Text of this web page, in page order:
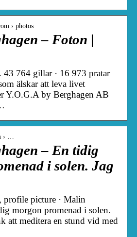
› photos
– Foton |
43 764 gillar · 16 973 pratar
älskar att leva livet
Y.O.G.A by Berghagen AB
› …
– En tidig
i solen. Jag
profile picture · Malin
morgon promenad i solen.
att meditera en stund vid med